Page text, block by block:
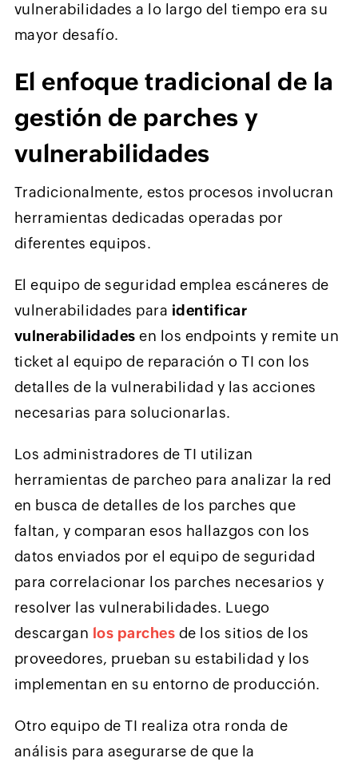
vulnerabilidades a lo largo del tiempo era su
mayor desafío.
El enfoque tradicional de la
gestión de parches y
vulnerabilidades
Tradicionalmente, estos procesos involucran
herramientas dedicadas operadas por
diferentes equipos.
El equipo de seguridad emplea escáneres de
vulnerabilidades para identificar
vulnerabilidades en los endpoints y remite un
ticket al equipo de reparación o TI con los
detalles de la vulnerabilidad y las acciones
necesarias para solucionarlas.
Los administradores de TI utilizan
herramientas de parcheo para analizar la red
en busca de detalles de los parches que
faltan, y comparan esos hallazgos con los
datos enviados por el equipo de seguridad
para correlacionar los parches necesarios y
resolver las vulnerabilidades. Luego
descargan los parches de los sitios de los
proveedores, prueban su estabilidad y los
implementan en su entorno de producción.
Otro equipo de TI realiza otra ronda de
análisis para asegurarse de que la